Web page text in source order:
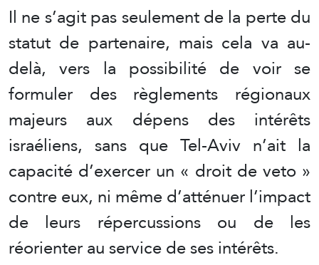
Il ne s’agit pas seulement de la perte du
statut de partenaire, mais cela va au-
delà, vers la possibilité de voir se
formuler des règlements régionaux
majeurs aux dépens des intérêts
israéliens, sans que Tel-Aviv n’ait la
capacité d’exercer un « droit de veto »
contre eux, ni même d’atténuer l’impact
de leurs répercussions ou de les
réorienter au service de ses intérêts.